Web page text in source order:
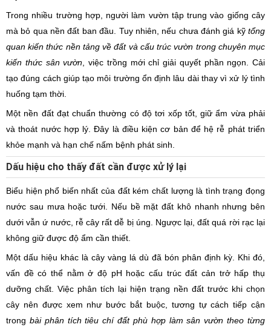
Trong nhiều trường hợp, người làm vườn tập trung vào giống cây
mà bỏ qua nền đất ban đầu. Tuy nhiên, nếu chưa đánh giá kỹ tổng
quan kiến thức nền tảng về đất và cấu trúc vườn trong chuyên mục
kiến thức sân vườn , việc trồng mới chỉ giải quyết phần ngọn. Cải
tạo đúng cách giúp tạo môi trường ổn định lâu dài thay vì xử lý tình
huống tạm thời.
Một nền đất đạt chuẩn thường có độ tơi xốp tốt, giữ ẩm vừa phải
và thoát nước hợp lý. Đây là điều kiện cơ bản để hệ rễ phát triển
khỏe mạnh và hạn chế nấm bệnh phát sinh.
Dấu hiệu cho thấy đất cần được xử lý lại
Biểu hiện phổ biến nhất của đất kém chất lượng là tình trạng đọng
nước sau mưa hoặc tưới. Nếu bề mặt đất khô nhanh nhưng bên
dưới vẫn ứ nước, rễ cây rất dễ bị úng. Ngược lại, đất quá rời rạc lại
không giữ được độ ẩm cần thiết.
Một dấu hiệu khác là cây vàng lá dù đã bón phân định kỳ. Khi đó,
vấn đề có thể nằm ở độ pH hoặc cấu trúc đất cản trở hấp thụ
dưỡng chất. Việc phân tích lại hiện trạng nền đất trước khi chọn
cây nên được xem như bước bắt buộc, tương tự cách tiếp cận
trong bài phân tích tiêu chí đất phù hợp làm sân vườn theo từng